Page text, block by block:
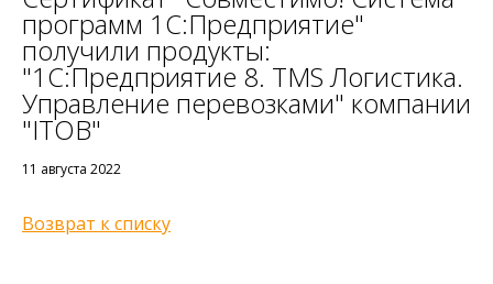
программ 1С:Предприятие"
получили продукты:
"1С:Предприятие 8. TMS Логистика.
Управление перевозками" компании
"ITOB"
11 августа 2022
Возврат к списку